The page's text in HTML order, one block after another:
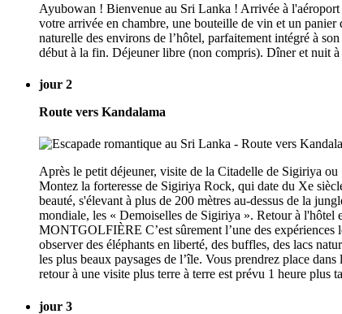
Ayubowan ! Bienvenue au Sri Lanka ! Arrivée à
votre arrivée en chambre, une bouteille de vin et un
naturelle des environs de l’hôtel, parfaitement intégré à
début à la fin. Déjeuner libre (non compris). Dîner et nuit
jour 2
Route vers Kandalama
Après le petit déjeuner, visite de la Citadelle de Sigiriya
Montez la forteresse de Sigiriya Rock, qui date du Xe
beauté, s'élevant à plus de 200 mètres au-dessus de la
mondiale, les « Demoiselles de Sigiriya ». Retour à
MONTGOLFIÈRE C’est sûrement l’une des
observer des éléphants en liberté, des buffles, des lacs
les plus beaux paysages de l’île. Vous prendrez place
retour à une visite plus terre à terre est prévu 1 heure plus
jour 3